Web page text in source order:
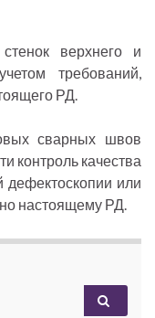
верхнего и
требований,
РД.
сварных швов
контроль качества
дефектоскопии или
настоящему РД.